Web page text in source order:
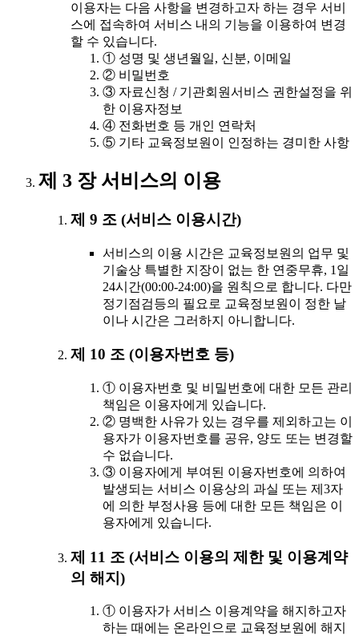
이용자는 다음 사항을 변경하고자 하는 경우 서비
스에 접속하여 서비스 내의 기능을 이용하여 변경
할 수 있습니다.
① 성명 및 생년월일, 신분, 이메일
② 비밀번호
③ 자료신청 / 기관회원서비스 권한설정을 위
한 이용자정보
④ 전화번호 등 개인 연락처
⑤ 기타 교육정보원이 인정하는 경미한 사항
제 3 장 서비스의 이용
제 9 조 (서비스 이용시간)
서비스의 이용 시간은 교육정보원의 업무 및
기술상 특별한 지장이 없는 한 연중무휴, 1일
24시간(00:00-24:00)을 원칙으로 합니다. 다만
정기점검등의 필요로 교육정보원이 정한 날
이나 시간은 그러하지 아니합니다.
제 10 조 (이용자번호 등)
① 이용자번호 및 비밀번호에 대한 모든 관리
책임은 이용자에게 있습니다.
② 명백한 사유가 있는 경우를 제외하고는 이
용자가 이용자번호를 공유, 양도 또는 변경할
수 없습니다.
③ 이용자에게 부여된 이용자번호에 의하여
발생되는 서비스 이용상의 과실 또는 제3자
에 의한 부정사용 등에 대한 모든 책임은 이
용자에게 있습니다.
제 11 조 (서비스 이용의 제한 및 이용계약
의 해지)
① 이용자가 서비스 이용계약을 해지하고자
하는 때에는 온라인으로 교육정보원에 해지